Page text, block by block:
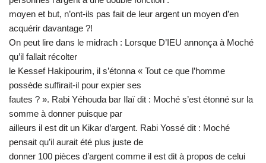
moyen et but, n’ont-ils pas fait de leur argent un moyen d’en
acquérir davantage ?!
On peut lire dans le midrach : Lorsque D’IEU annonça à Moché
qu’il fallait récolter
le Kessef Hakipourim, il s’étonna « Tout ce que l’homme
possède suffirait-il pour expier ses
fautes ? ». Rabi Yéhouda bar Ilaï dit : Moché s’est étonné sur la
somme à donner puisque par
ailleurs il est dit un Kikar d’argent. Rabi Yossé dit : Moché
pensait qu’il aurait été plus juste de
donner 100 pièces d’argent comme il est dit à propos de celui